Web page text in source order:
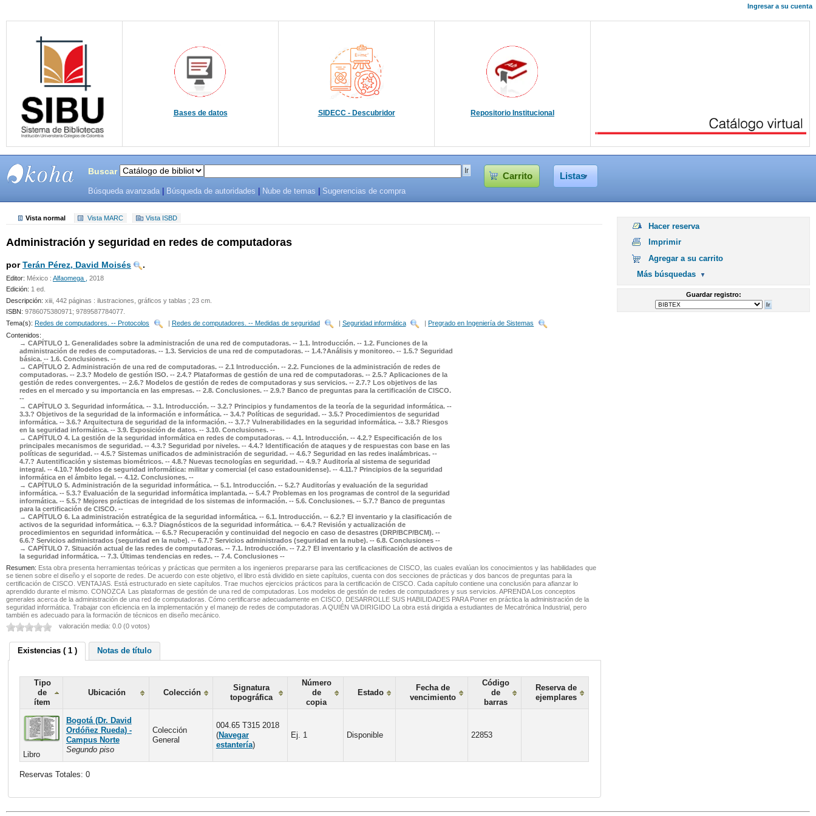
Ingresar a su cuenta
Bases de datos SIDECC - Descubridor Repositorio Institucional
SISTEMAS
DE
BIBLIOTECAS
UNICOC
Buscar Carrito Listas
Búsqueda avanzada Búsqueda de autoridades Nube de temas Sugerencias de compra
Vista normal Vista MARC Vista ISBD
Administración y seguridad en redes de computadoras
porTerán Pérez, David Moisés .
Editor: México : Alfaomega ,
2018
Edición: 1 ed
Descripción: xiii, 442 páginas : ilustraciones, gráficos y tablas ; 23 cm
ISBN: 9786075380971; 9789587784077.
Tema(s): Redes de computadores. -- Protocolos Redes de computadores. -- Medidas de seguridad Seguridad informática
Pregrado en Ingeniería de Sistemas
Contenidos:
CAPÍTULO 1. Generalidades sobre la administración de una red de computadoras. -- 1.1. Introducción. -- 1.2. Funciones de la
administración de redes de computadoras. -- 1.3. Servicios de una red de computadoras. -- 1.4.?Análisis y monitoreo. -- 1.5.? Seguridad
básica. -- 1.6. Conclusiones. --
CAPÍTULO 2. Administración de una red de computadoras. -- 2.1 Introducción. -- 2.2. Funciones de la administración de redes de
computadoras. -- 2.3.? Modelo de gestión ISO. -- 2.4.? Plataformas de gestión de una red de computadoras. -- 2.5.? Aplicaciones de la
gestión de redes convergentes. -- 2.6.? Modelos de gestión de redes de computadoras y sus servicios. -- 2.7.? Los objetivos de las
redes en el mercado y su importancia en las empresas. -- 2.8. Conclusiones. -- 2.9.? Banco de preguntas para la certificación de CISCO.
--
CAPÍTULO 3. Seguridad informática. -- 3.1. Introducción. -- 3.2.? Principios y fundamentos de la teoría de la seguridad informática. --
3.3.? Objetivos de la seguridad de la información e informática. -- 3.4.? Políticas de seguridad. -- 3.5.? Procedimientos de seguridad
informática. -- 3.6.? Arquitectura de seguridad de la información. -- 3.7.? Vulnerabilidades en la seguridad informática. -- 3.8.? Riesgos
en la seguridad informática. -- 3.9. Exposición de datos. -- 3.10. Conclusiones. --
CAPÍTULO 4. La gestión de la seguridad informática en redes de computadoras. -- 4.1. Introducción. -- 4.2.? Especificación de los
principales mecanismos de seguridad. -- 4.3.? Seguridad por niveles. -- 4.4.? Identificación de ataques y de respuestas con base en las
políticas de seguridad. -- 4.5.? Sistemas unificados de administración de seguridad. -- 4.6.? Seguridad en las redes inalámbricas. --
4.7.? Autentificación y sistemas biométricos. -- 4.8.? Nuevas tecnologías en seguridad. -- 4.9.? Auditoría al sistema de seguridad
integral. -- 4.10.? Modelos de seguridad informática: militar y comercial (el caso estadounidense). -- 4.11.? Principios de la seguridad
informática en el ámbito legal. -- 4.12. Conclusiones. --
CAPÍTULO 5. Administración de la seguridad informática. -- 5.1. Introducción. -- 5.2.? Auditorías y evaluación de la seguridad
informática. -- 5.3.? Evaluación de la seguridad informática implantada. -- 5.4.? Problemas en los programas de control de la seguridad
informática. -- 5.5.? Mejores prácticas de integridad de los sistemas de información. -- 5.6. Conclusiones. -- 5.7.? Banco de preguntas
para la certificación de CISCO. --
CAPÍTULO 6. La administración estratégica de la seguridad informática. -- 6.1. Introducción. -- 6.2.? El inventario y la clasificación de
activos de la seguridad informática. -- 6.3.? Diagnósticos de la seguridad informática. -- 6.4.? Revisión y actualización de
procedimientos en seguridad informática. -- 6.5.? Recuperación y continuidad del negocio en caso de desastres (DRP/BCP/BCM). --
6.6.? Servicios administrados (seguridad en la nube). -- 6.7.? Servicios administrados (seguridad en la nube). -- 6.8. Conclusiones --
CAPÍTULO 7. Situación actual de las redes de computadoras. -- 7.1. Introducción. -- 7.2.? El inventario y la clasificación de activos de
la seguridad informática. -- 7.3. Últimas tendencias en redes. -- 7.4. Conclusiones --
Resumen: Esta obra presenta herramientas teóricas y prácticas que permiten a los ingenieros prepararse para las certificaciones de CISCO, las cuales evalúan los conocimientos y las habilidades que
se tienen sobre el diseño y el soporte de redes. De acuerdo con este objetivo, el libro está dividido en siete capítulos, cuenta con dos secciones de prácticas y dos bancos de preguntas para la
certificación de CISCO. VENTAJAS. Está estructurado en siete capítulos. Trae muchos ejercicios prácticos para la certificación de CISCO. Cada capítulo contiene una conclusión para afianzar lo
aprendido durante el mismo. CONOZCA  Las plataformas de gestión de una red de computadoras. Los modelos de gestión de redes de computadores y sus servicios. APRENDA Los conceptos
generales acerca de la administración de una red de computadoras. Cómo certificarse adecuadamente en CISCO. DESARROLLE SUS HABILIDADES PARA Poner en práctica la administración de la
seguridad informática. Trabajar con eficiencia en la implementación y el manejo de redes de computadoras. A QUIÉN VA DIRIGIDO La obra está dirigida a estudiantes de Mecatrónica Industrial, pero
también es adecuado para la formación de técnicos en diseño mecánico.
valoración media: 0.0 (0 votos)
Existencias ( 1 ) Notas de título
Tipo
de
ítem
Ubicación Colección
Signatura
topográfica
Número
de
copia
Estado
Fecha de
vencimiento
Código
de
barras
Reserva de
ejemplares
Libro
Bogotá (Dr. David
Ordóñez Rueda) -
Campus Norte
Segundo piso
Colección
General
004.65 T315 2018
(Navegar
estantería)
Ej. 1 Disponible 22853
Reservas Totales: 0
Hacer reserva
Imprimir
Agregar a su carrito
Más búsquedas
Guardar registro: